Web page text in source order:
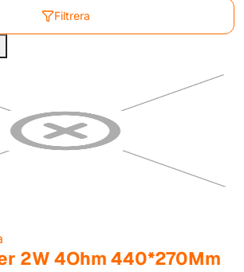
Filtrera
2W 4Ohm 440*270Mm